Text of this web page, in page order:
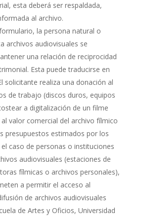
esta deberá ser respaldada,
al archivo.
la persona natural o
archivos audiovisuales se
una relación de reciprocidad
Esta puede traducirse en
solicitante realiza una donación al
de trabajo (discos duros, equipos
a digitalización de un filme
valor comercial del archivo fílmico
presupuestos estimados por los
caso de personas o instituciones
audiovisuales (estaciones de
fílmicas o archivos personales),
a permitir el acceso al
de archivos audiovisuales
de Artes y Oficios, Universidad